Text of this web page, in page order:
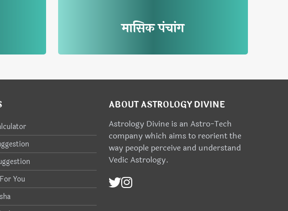
मासिक पंचांग
You
ABOUT ASTROLOGY DIVINE
Astrology Divine is an Astro-Tech
company which aims to reorient the
way people perceive and understand
Vedic Astrology.